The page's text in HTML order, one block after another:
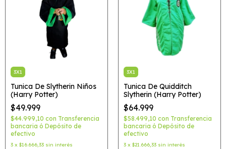
3X1
Tunica De Slytherin Niños
(Harry Potter)
$49.999
$44.999,10 con Transferencia
bancaria ó Depósito de
efectivo
3 x $16.666,33 sin interés
3X1
Tunica De Quidditch
Slytherin (Harry Potter)
$64.999
$58.499,10 con Transferencia
bancaria ó Depósito de
efectivo
3 x $21.666,33 sin interés